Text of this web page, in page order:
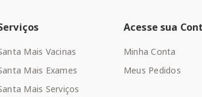
Mais Vacinas
Mais Exames
Mais Serviços
Acesse sua
Minha Conta
Meus Pedidos